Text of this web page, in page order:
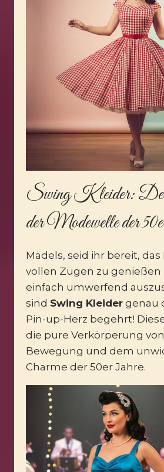
Swing Kleider:
der Modewelle der
Mädels, seid ihr bereit, das
vollen Zügen zu genießen
einfach umwerfend
sind Swing Kleider genau
Pin-up-Herz begehrt!
die pure Verkörperung
Bewegung und dem
Charme der 50er Jahre.